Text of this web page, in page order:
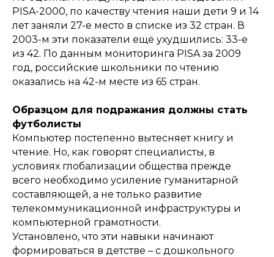
PISA-2000, по качеству чтения наши дети 9 и 14
лет заняли 27-е место в списке из 32 стран. В
2003-м эти показатели ещё ухудшились: 33-е
из 42. По данным мониторинга PISA за 2009
год, российские школьники по чтению
оказались на 42-м месте из 65 стран.
Образцом для подражания должны стать
футболисты
Компьютер постепенно вытесняет книгу и
чтение. Но, как говорят специалисты, в
условиях глобализации общества прежде
всего необходимо усиление гуманитарной
составляющей, а не только развитие
телекоммуникационной инфраструктуры и
компьютерной грамотности.
Установлено, что эти навыки начинают
формироваться в детстве – с дошкольного